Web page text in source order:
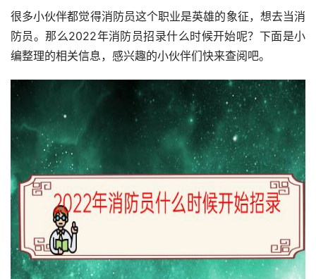
很多小伙伴都觉得消防员这个职业是英雄的象征，想去当消
防员。那么2022年消防员招录什么时候开始呢？下面是小
编整理的相关信息，感兴趣的小伙伴们快来查阅吧。